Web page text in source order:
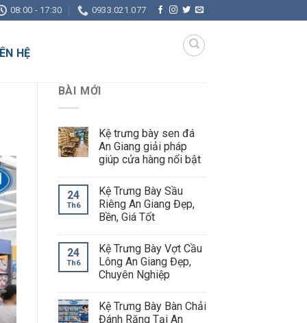
08:00 - 17:30 0933.021.077
HỆ
BÀI MỚI
Kệ trưng bày sen đá
An Giang giải pháp
giúp cửa hàng nổi bật
24
Th6
Kệ Trưng Bày Sầu
Riêng An Giang Đẹp,
Bền, Giá Tốt
24
Th6
Kệ Trưng Bày Vợt Cầu
Lông An Giang Đẹp,
Chuyên Nghiệp
Kệ Trưng Bày Bàn Chải
Đánh Răng Tại An